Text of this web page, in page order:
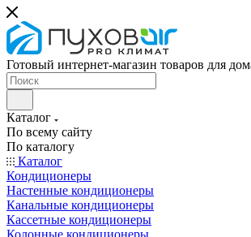
Готовый интернет-магазин товаров для
Каталог
По всему сайту
По каталогу
Каталог
Кондиционеры
Настенные кондиционеры
Канальные кондиционеры
Кассетные кондиционеры
Колонные кондиционеры